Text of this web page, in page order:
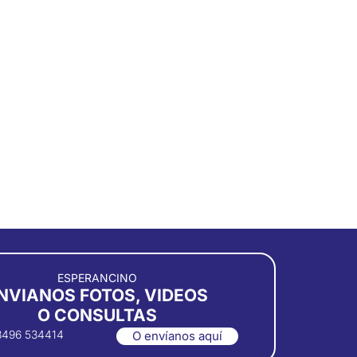
ESPERANCINO
FOTOS, VIDEOS
O CONSULTAS
534414 O envíanos aquí